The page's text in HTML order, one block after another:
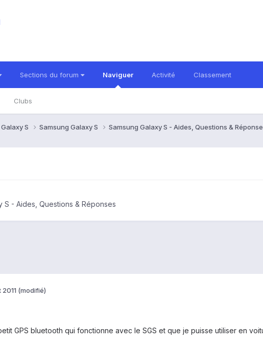
Sections du forum Naviguer
Clubs
Activité Classement
S Samsung Galaxy S Samsung Galaxy S - Aides, Questions &
S - Aides, Questions & Réponses
(modifié)
GPS bluetooth qui fonctionne avec le SGS et que je puisse utiliser en